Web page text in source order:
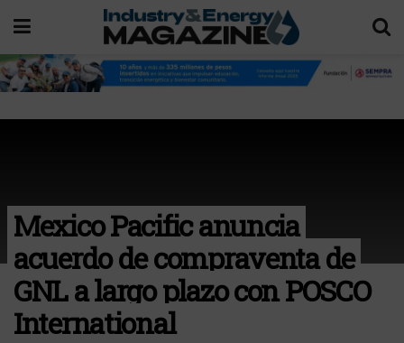
Mexico Pacific anuncia
acuerdo de compraventa de
GNL a largo plazo con POSCO
International